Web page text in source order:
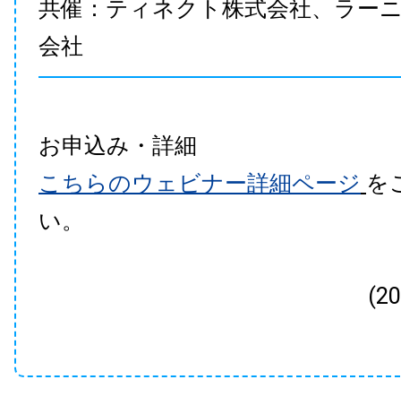
共催：ティネクト株式会社、ラー
会社
お申込み・詳細
こちらのウェビナー詳細ページ を
い。